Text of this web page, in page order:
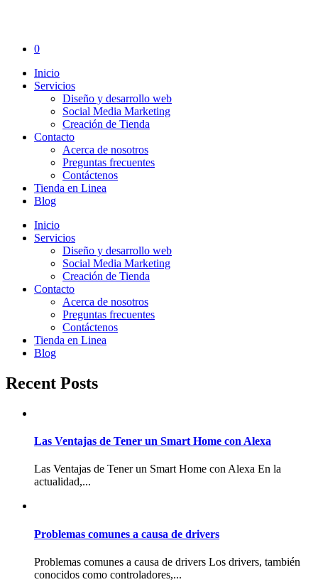
0
Inicio
Servicios
Diseño y desarrollo web
Social Media Marketing
Creación de Tienda
Contacto
Acerca de nosotros
Preguntas frecuentes
Contáctenos
Tienda en Linea
Blog
Inicio
Servicios
Diseño y desarrollo web
Social Media Marketing
Creación de Tienda
Contacto
Acerca de nosotros
Preguntas frecuentes
Contáctenos
Tienda en Linea
Blog
Recent Posts
Las Ventajas de Tener un Smart Home con Alexa
Las Ventajas de Tener un Smart Home con Alexa En la
actualidad,...
Problemas comunes a causa de drivers
Problemas comunes a causa de drivers Los drivers, también
conocidos como controladores,...